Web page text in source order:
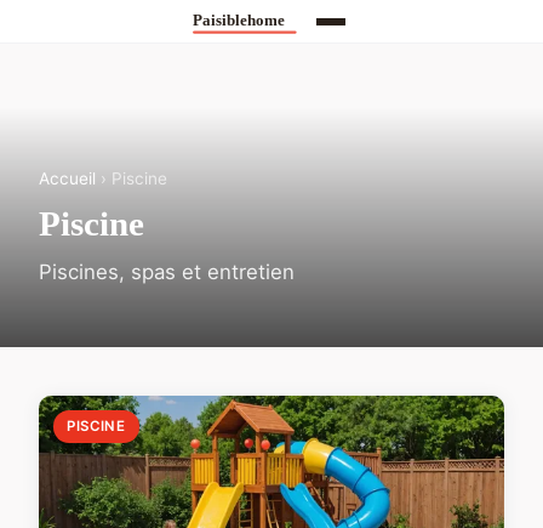
Accueil › Piscine
Piscine
Piscines, spas et entretien
PISCINE